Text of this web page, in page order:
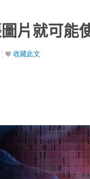
片就可能
收藏此文